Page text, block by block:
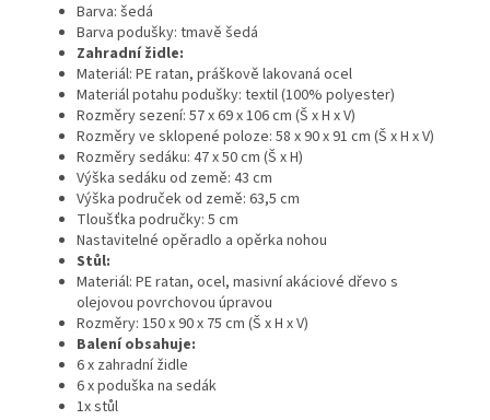
Barva: šedá
Barva podušky: tmavě šedá
Zahradní židle:
Materiál: PE ratan, práškově lakovaná ocel
Materiál potahu podušky: textil (100% polyester)
Rozměry sezení: 57 x 69 x 106 cm (Š x H x V)
Rozměry ve sklopené poloze: 58 x 90 x 91 cm (Š x H x V)
Rozměry sedáku: 47 x 50 cm (Š x H)
Výška sedáku od země: 43 cm
Výška područek od země: 63,5 cm
Tloušťka područky: 5 cm
Nastavitelné opěradlo a opěrka nohou
Stůl:
Materiál: PE ratan, ocel, masivní akáciové dřevo s
olejovou povrchovou úpravou
Rozměry: 150 x 90 x 75 cm (Š x H x V)
Balení obsahuje:
6 x zahradní židle
6 x poduška na sedák
1x stůl